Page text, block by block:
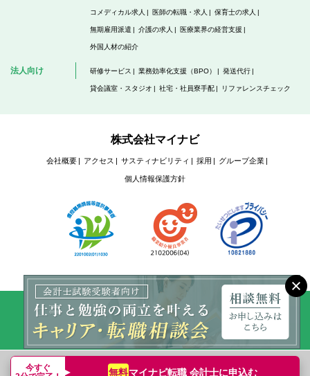
今すぐ
無料マイナビ転職 会計士に申込む
コメディカル求人 医師の転職・求人 保育士の求人
無期雇用派遣 介護の求人 医療業界の経営支援
外国人材の紹介
法人向け 研修サービス 業務効率化支援（BPO） 発送代行
貸会議室・スタジオ 社宅・社員寮手配 リファレンスチェック
株式会社マイナビ
会社概要 アクセス サスティナビリティ 採用 グループ企業
個人情報保護方針
Copyright © Mynavi Corporation